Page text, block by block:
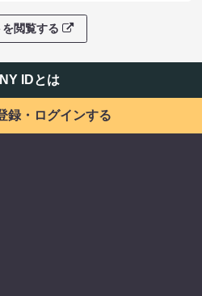
閲覧する
IDとは
録・ログインする